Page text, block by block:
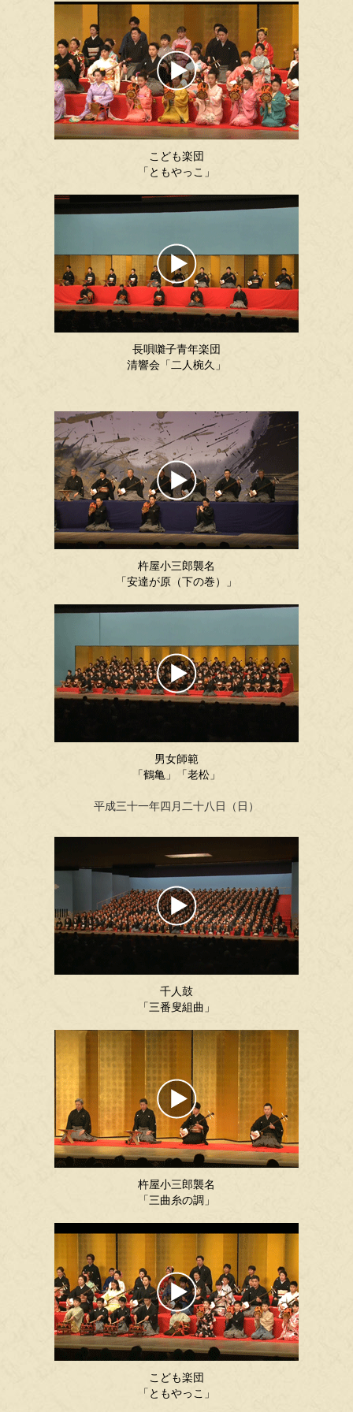
こども楽団
「ともやっこ」
長唄囃子青年楽団
清響会「二人椀久」
杵屋小三郎襲名
「安達が原（下の巻）」
男女師範
「鶴亀」「老松」
平成三十一年四月二十八日（日）
千人鼓
「三番叟組曲」
杵屋小三郎襲名
「三曲糸の調」
こども楽団
「ともやっこ」